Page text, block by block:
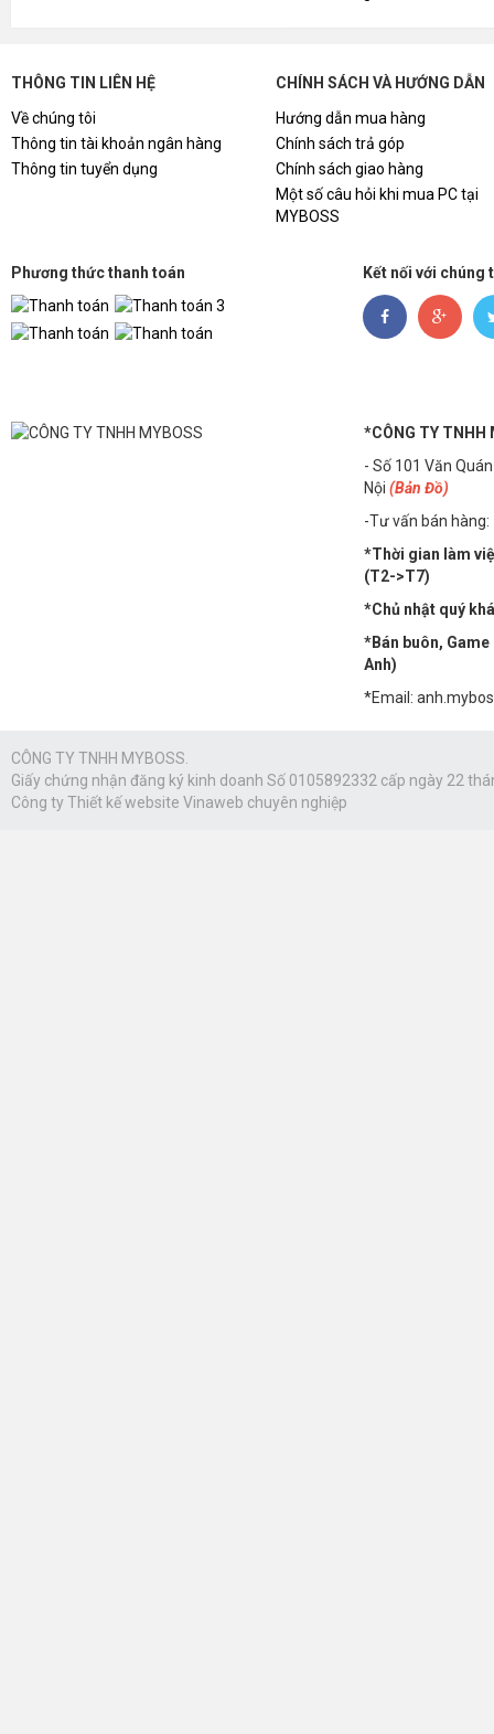
THÔNG TIN LIÊN HỆ
Về chúng tôi
Thông tin tài khoản ngân hàng
Thông tin tuyển dụng
CHÍNH SÁCH VÀ HƯỚNG DẪN
Hướng dẫn mua hàng
Chính sách trả góp
Chính sách giao hàng
Một số câu hỏi khi mua PC tại
MYBOSS
Phương thức thanh toán Kết nối với chúng
*CÔNG TY TNHH
- Số 101 Văn
Nội (Bản Đồ)
-Tư vấn bán hàng:
*Thời gian làm
(T2->T7)
*Chủ nhật quý
*Bán buôn, Game
Anh)
*Email:
CÔNG TY TNHH MYBOSS.
Giấy chứng nhận đăng ký kinh doanh Số 0105892332 cấp ngày 22
Công tyThiết kế website Vinaweb chuyên nghiệp